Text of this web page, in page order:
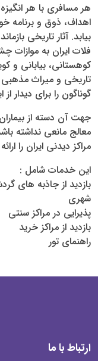
هر مسافری با هر
اهداف، ذوق و برنامه
بیابد. آثار تاریخی
فلات ایران به موازات
کوهستانی، بیابانی و
تاریخی و میراث
گوناگون را برای دیدار
جهت آن دسته از
معالج مانعی نداشته
مراکز دیدنی ایران را
این خدمات شامل :
بازدید از جاذبه های
شهری
پذیرایی در مراکز سنتی
بازدید از مراکز خرید
راهنمای تور
ارتباط با ما